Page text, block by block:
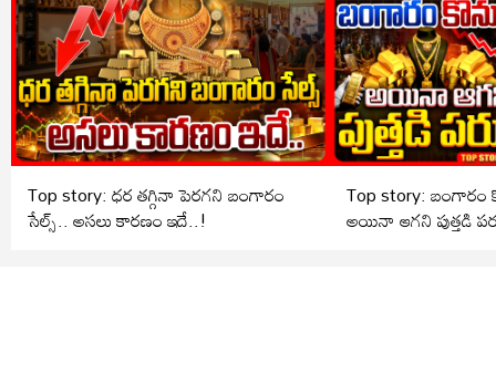
Top story: ధర తగ్గినా పెరగని బంగారం
సేల్స్.. అసలు కారణం ఇదే..!
Top story: బంగారం
అయినా ఆగని పుత్తడి